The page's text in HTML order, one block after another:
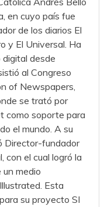
en cuyo país fue
de los diarios El
y El Universal. Ha
desde
al Congreso
of Newspapers,
se trató por
como soporte para
el mundo. A su
Director-fundador
con el cual logró la
medio
Esta
su proyecto SI